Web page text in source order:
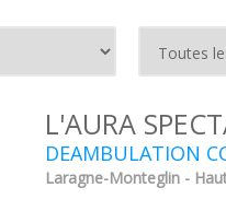
L'AURA
DEAMBULATION
Laragne-Monteglin -